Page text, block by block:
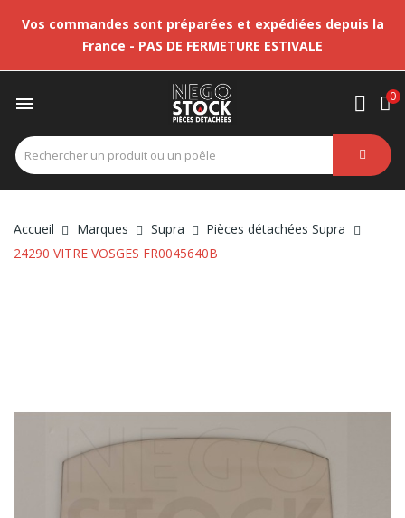
Vos commandes sont préparées et expédiées depuis la
France - PAS DE FERMETURE ESTIVALE
 0
Accueil Marques Supra
Pièces détachées Supra
24290 VITRE VOSGES FR0045640B